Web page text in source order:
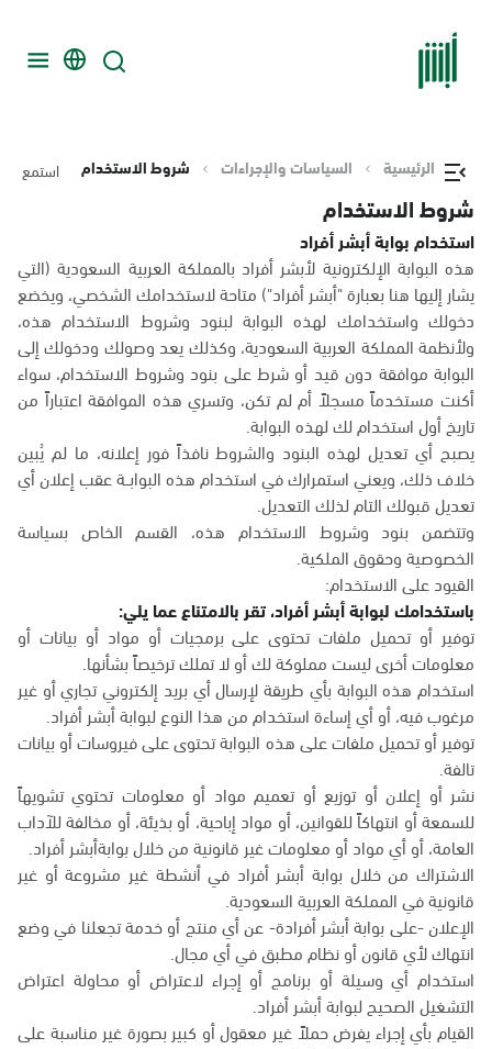
الرئيسية السياسات والإجراءات شروط الاستخدام استمع
شروط الاستخدام
استخدام بوابة أبشر أفراد
هذه البوابة الإلكترونية لأبشر أفراد بالمملكة العربية السعودية (التي
يشار إليها هنا بعبارة "أبشر أفراد") متاحة لاستخدامك الشخصي، ويخضع
دخولك واستخدامك لهذه البوابة لبنود وشروط الاستخدام هذه،
ولأنظمة المملكة العربية السعودية، وكذلك يعد وصولك ودخولك إلى
البوابة موافقة دون قيد أو شرط على بنود وشروط الاستخدام، سواء
أكنت مستخدماً مسجلاً أم لم تكن، وتسري هذه الموافقة اعتباراً من
تاريخ أول استخدام لك لهذه البوابة.
يصبح أي تعديل لهذه البنود والشروط نافذاً فور إعلانه، ما لم يُبين
خلاف ذلك، ويعني استمرارك في استخدام هذه البوابــة عقب إعلان أي
تعديل قبولك التام لذلك التعديل.
وتتضمن بنود وشروط الاستخدام هذه، القسم الخاص بسياسة
الخصوصية وحقوق الملكية.
القيود على الاستخدام:
باستخدامك لبوابة أبشر أفراد، تقر بالامتناع عما يلي:
توفير أو تحميل ملفات تحتوى على برمجيات أو مواد أو بيانات أو
معلومات أخرى ليست مملوكة لك أو لا تملك ترخيصاً بشأنها.
استخدام هذه البوابة بأي طريقة لإرسال أي بريد إلكتروني تجاري أو غير
مرغوب فيه، أو أي إساءة استخدام من هذا النوع لبوابة أبشر أفراد.
توفير أو تحميل ملفات على هذه البوابة تحتوى على فيروسات أو بيانات
تالفة.
نشر أو إعلان أو توزيع أو تعميم مواد أو معلومات تحتوي تشويهاً
للسمعة أو انتهاكاً للقوانين، أو مواد إباحية، أو بذيئة، أو مخالفة للآداب
العامة، أو أي مواد أو معلومات غير قانونية من خلال بوابةأبشر أفراد.
الاشتراك من خلال بوابة أبشر أفراد في أنشطة غير مشروعة أو غير
قانونية في المملكة العربية السعودية.
الإعلان -على بوابة أبشر أفرادة- عن أي منتج أو خدمة تجعلنا في وضع
انتهاك لأي قانون أو نظام مطبق في أي مجال.
استخدام أي وسيلة أو برنامج أو إجراء لاعتراض أو محاولة اعتراض
التشغيل الصحيح لبوابة أبشر أفراد.
القيام بأي إجراء يفرض حملاً غير معقول أو كبير بصورة غير مناسبة على